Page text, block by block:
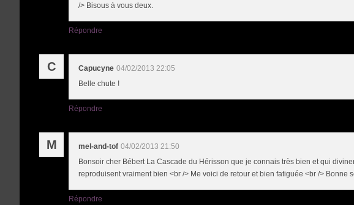
/> Bisous à vous deux.
Répondre
C Capucyne 04/02/2013 22:05
Belle chute !
Répondre
M mel-and-tof 04/02/2013 21:50
Bonsoir cher Bébert La Cascade du Hérisson que je connais très bien et qui
reproduisent vraiment bien <br /> Me voici de retour et bien fatiguée <br /> Bonne
Répondre